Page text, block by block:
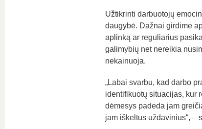
Užtikrinti darbuotojų
daugybė. Dažnai girdime
aplinką ar reguliarius
galimybių net nereikia
nekainuoja.
„Labai svarbu, kad darbo
identifikuotų situacijas, kur
dėmesys padeda jam
jam iškeltus uždavinius“, –